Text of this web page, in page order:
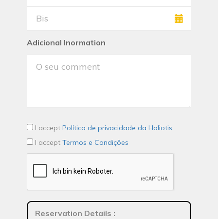
Adicional Inormation
I accept Política de privacidade da Haliotis
I accept Termos e Condições
Reservation Details :